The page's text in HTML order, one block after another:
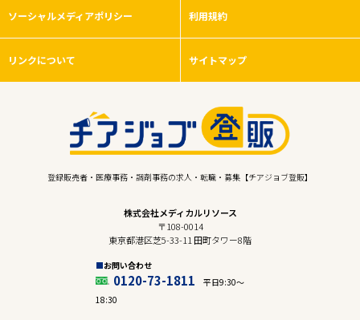
ソーシャルメディアポリシー 利用規約
リンクについて サイトマップ
登録販売者・医療事務・調剤事務の求人・転職・募集【チアジョブ登販】
株式会社メディカルリソース
〒108-0014
東京都港区芝5-33-11 田町タワー8階
お問い合わせ
0120-73-1811
平日9:30〜
18:30